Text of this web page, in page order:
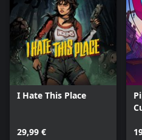
rats et de musaraignes.
- Un arsenal composé de plus de
dignes des dessins animés
- Des bonus consommables
cours de n'importe quel combat.
- Des capacités de déplacement
niveau inspirée des Metroidvania.
- Une bande originale jazz
I Hate This Place
29,99 €